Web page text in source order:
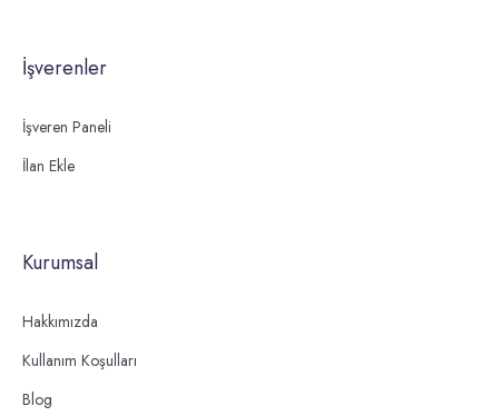
İşverenler
İşveren Paneli
İlan Ekle
Kurumsal
Hakkımızda
Kullanım Koşulları
Blog